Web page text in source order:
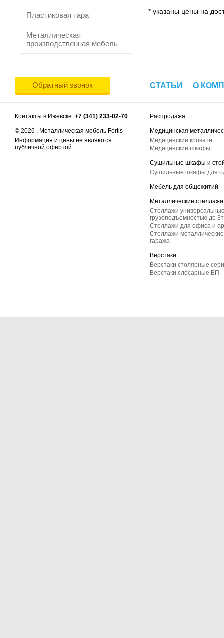
Пластиковая тара
Металлическая
производственная мебель
* указаны цены на
Обратный звонок СТАТЬИ О
Контакты в Ижевске: +7 (341) 233-02-70
© 2026 . Металлическая мебель Fortis
Информация и цены не являются
публичной офертой
Распродажа
Медицинская
Медицинские кровати
Медицинские шкафы
Сушильные шкафы и
Сушильные шкафы для
Мебель для общежитий
Металлические стеллажи
Стеллажи
грузоподъемностью до
Стеллажи для офиса и
Стеллажи
гаража
Верстаки
Верстаки столярные
Верстаки слесарные ВП